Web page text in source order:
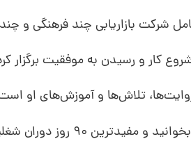
شرکت بازاریابی چند فرهنگی و
تلاش‌ها و آموزش‌های او
دوران شغلیتان را آغاز کنید.